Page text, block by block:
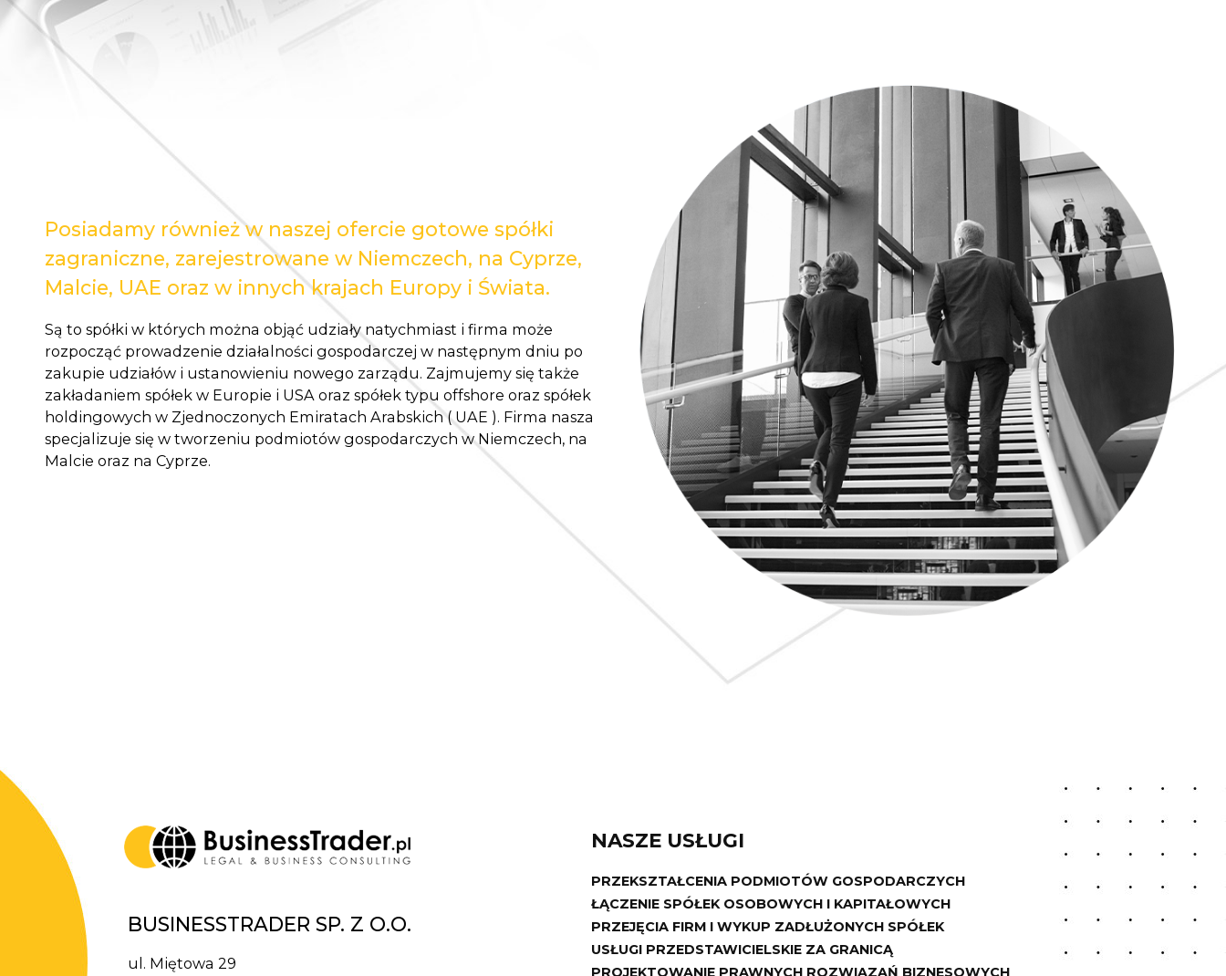
Posiadamy również w naszej ofercie gotowe spółki
zagraniczne, zarejestrowane w Niemczech, na Cyprze,
Malcie, UAE oraz w innych krajach Europy i Świata.
Są to spółki w których można objąć udziały natychmiast i firma może
rozpocząć prowadzenie działalności gospodarczej w następnym dniu po
zakupie udziałów i ustanowieniu nowego zarządu. Zajmujemy się także
zakładaniem spółek w Europie i USA oraz spółek typu offshore oraz spółek
holdingowych w Zjednoczonych Emiratach Arabskich ( UAE ). Firma nasza
specjalizuje się w tworzeniu podmiotów gospodarczych w Niemczech, na
Malcie oraz na Cyprze.
BUSINESSTRADER SP. Z O.O.
ul. Miętowa 29
NASZE USŁUGI
PRZEKSZTAŁCENIA PODMIOTÓW GOSPODARCZYCH
ŁĄCZENIE SPÓŁEK OSOBOWYCH I KAPITAŁOWYCH
PRZEJĘCIA FIRM I WYKUP ZADŁUŻONYCH SPÓŁEK
USŁUGI PRZEDSTAWICIELSKIE ZA GRANICĄ
PROJEKTOWANIE PRAWNYCH ROZWIĄZAŃ BIZNESOWYCH